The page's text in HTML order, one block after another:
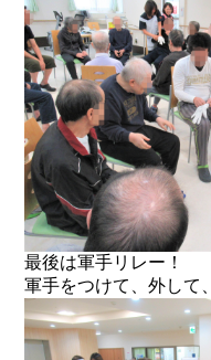
最後は軍手リレー！
軍手をつけて、外して